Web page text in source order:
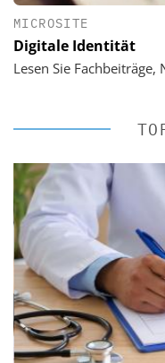
MICROSITE
Digitale Identität
Lesen Sie